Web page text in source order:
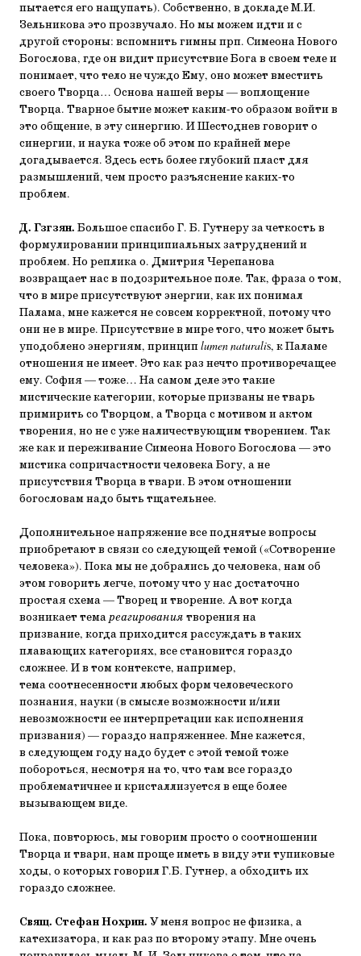
пытается его нащупать). Собственно, в докладе М.И.
Зельникова это прозвучало. Но мы можем идти и с
другой стороны: вспомнить гимны прп. Симеона Нового
Богослова, где он видит присутствие Бога в своем теле и
понимает, что тело не чуждо Ему, оно может вместить
своего Творца… Основа нашей веры — воплощение
Творца. Тварное бытие может каким-то образом войти в
это общение, в эту синергию. И Шестоднев говорит о
синергии, и наука тоже об этом по крайней мере
догадывается. Здесь есть более глубокий пласт для
размышлений, чем просто разъяснение каких-то
проблем.
Д. Гзгзян. Большое спасибо Г. Б. Гутнеру за четкость в
формулировании принципиальных затруднений и
проблем. Но реплика о. Дмитрия Черепанова
возвращает нас в подозрительное поле. Так, фраза о том,
что в мире присутствуют энергии, как их понимал
Палама, мне кажется не совсем корректной, потому что
они не в мире. Присутствие в мире того, что может быть
уподоблено энергиям, принципlumen naturalis, к Паламе
отношения не имеет. Это как раз нечто противоречащее
ему. София — тоже… На самом деле это такие
мистические категории, которые призваны не тварь
примирить со Творцом, а Творца с мотивом и актом
творения, но не с уже наличествующим творением. Так
же как и переживание Симеона Нового Богослова — это
мистика сопричастности человека Богу, а не
присутствия Творца в твари. В этом отношении
богословам надо быть тщательнее.
Дополнительное напряжение все поднятые вопросы
приобретают в связи со следующей темой («Сотворение
человека»). Пока мы не добрались до человека, нам об
этом говорить легче, потому что у нас достаточно
простая схема — Творец и творение. А вот когда
возникает темареагирования творения на
призвание, когда приходится рассуждать в таких
плавающих категориях, все становится гораздо
сложнее. И в том контексте, например,
тема соотнесенности любых форм человеческого
познания, науки (в смысле возможности и/или
невозможности ее интерпретации как исполнения
призвания) — гораздо напряженнее. Мне кажется,
в следующем году надо будет с этой темой тоже
побороться, несмотря на то, что там все гораздо
проблематичнее и кристаллизуется в еще более
вызывающем виде.
Пока, повторюсь, мы говорим просто о соотношении
Творца и твари, нам проще иметь в виду эти тупиковые
ходы, о которых говорил Г.Б. Гутнер, а обходить их
гораздо сложнее.
Свящ. Стефан Нохрин. У меня вопрос не физика, а
катехизатора, и как раз по второму этапу. Мне очень